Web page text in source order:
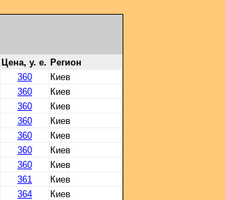
Цена, у. е. Регион
360
Киев
360
Киев
360
Киев
360
Киев
360
Киев
360
Киев
360
Киев
361
Киев
364
Киев